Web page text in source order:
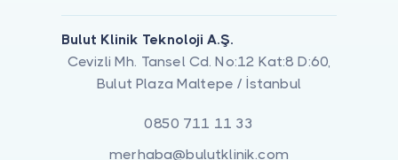
Bulut Klinik Teknoloji A.Ş.
Cevizli Mh. Tansel Cd. No:12 Kat:8 D:60,
Bulut Plaza Maltepe / İstanbul
0850 711 11 33
merhaba@bulutklinik.com